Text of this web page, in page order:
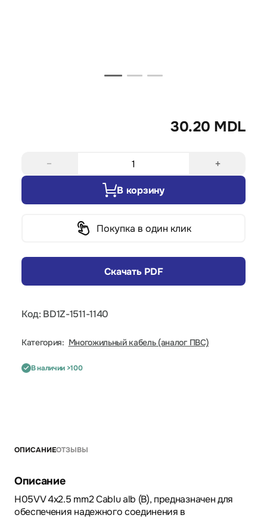
30.20 MDL
− +
В корзину
Покупка в один клик
Скачать PDF
Код: BD1Z-1511-1140
Категория: Многожильный кабель (аналог ПВС)
В наличии >100
ОПИСАНИЕОТЗЫВЫ
Описание
H05VV 4x2.5 mm2 Cablu alb (B), предназначен для
обеспечения надежного соединения в